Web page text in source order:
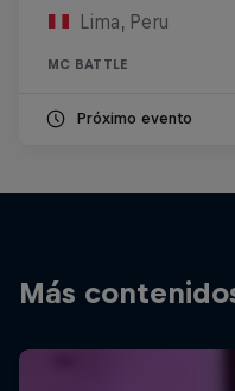
Lima, Peru
MC BATTLE
Próximo evento
Más